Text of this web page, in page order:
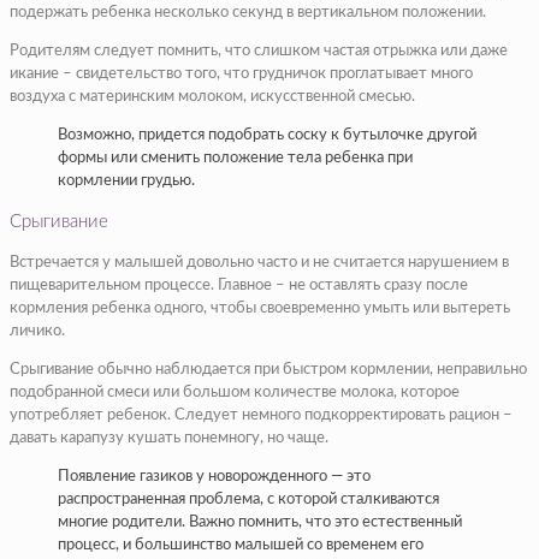
подержать ребенка несколько секунд в вертикальном положении.
Родителям следует помнить, что слишком частая отрыжка или даже
икание – свидетельство того, что грудничок проглатывает много
воздуха с материнским молоком, искусственной смесью.
Возможно, придется подобрать соску к бутылочке другой
формы или сменить положение тела ребенка при
кормлении грудью.
Срыгивание
Встречается у малышей довольно часто и не считается нарушением в
пищеварительном процессе. Главное – не оставлять сразу после
кормления ребенка одного, чтобы своевременно умыть или вытереть
личико.
Срыгивание обычно наблюдается при быстром кормлении, неправильно
подобранной смеси или большом количестве молока, которое
употребляет ребенок. Следует немного подкорректировать рацион –
давать карапузу кушать понемногу, но чаще.
Появление газиков у новорожденного — это
распространенная проблема, с которой сталкиваются
многие родители. Важно помнить, что это естественный
процесс, и большинство малышей со временем его